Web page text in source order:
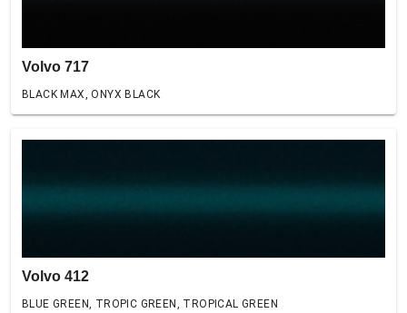
Volvo 717
BLACK MAX, ONYX BLACK
Volvo 412
BLUE GREEN, TROPIC GREEN, TROPICAL GREEN